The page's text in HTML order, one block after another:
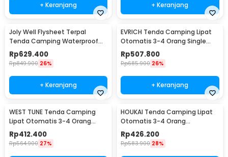
+ Keranjang + Keranjang
Joly Well Flysheet Terpal
Tenda Camping Waterproof
Anti UV 5.4x3.2M - SF-020
Rp629.400
Rp849.900 26%
+ Keranjang
EVRICH Tenda Camping Lipat
Otomatis 3-4 Orang Single
Layer Waterproof - SH-550
Rp507.800
Rp685.900 26%
+ Keranjang
WEST TUNE Tenda Camping
Lipat Otomatis 3-4 Orang
Double Layer - SH-500
Rp412.400
Rp564.900 27%
HOUKAI Tenda Camping Lipat
Otomatis 3-4 Orang
Waterproof - SH-400
Rp426.200
Rp583.900 28%